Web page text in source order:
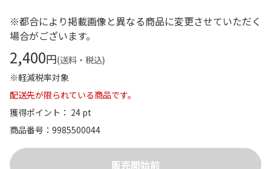
※都合により掲載画像と異なる商品に変更させていただく
場合がございます。
2,400円(送料・税込)
※軽減税率対象
配送先が限られている商品です。
獲得ポイント： 24 pt
商品番号
9985500044